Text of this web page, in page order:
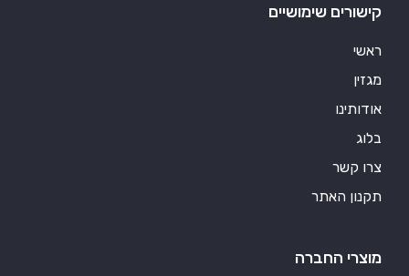
קישורים שימושיים
ראשי
מגזין
אודותינו
בלוג
צרו קשר
תקנון האתר
מוצרי החברה